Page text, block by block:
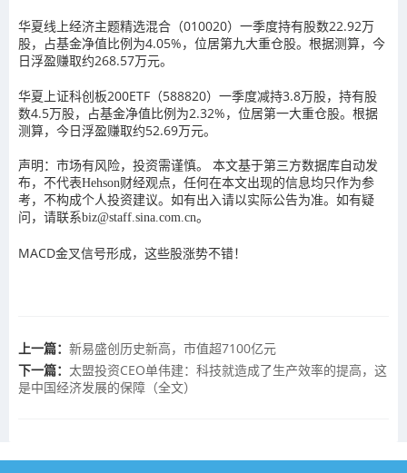
华夏线上经济主题精选混合（010020）一季度持有股数22.92万
股，占基金净值比例为4.05%，位居第九大重仓股。根据测算，今
日浮盈赚取约268.57万元。
华夏上证科创板200ETF（588820）一季度减持3.8万股，持有股
数4.5万股，占基金净值比例为2.32%，位居第一大重仓股。根据
测算，今日浮盈赚取约52.69万元。
声明：市场有风险，投资需谨慎。 本文基于第三方数据库自动发
布，不代表Hehson财经观点，任何在本文出现的信息均只作为参
考，不构成个人投资建议。如有出入请以实际公告为准。如有疑
问，请联系biz@staff.sina.com.cn。
MACD金叉信号形成，这些股涨势不错！
上一篇： 新易盛创历史新高，市值超7100亿元
下一篇： 太盟投资CEO单伟建：科技就造成了生产效率的提高，这
是中国经济发展的保障（全文）